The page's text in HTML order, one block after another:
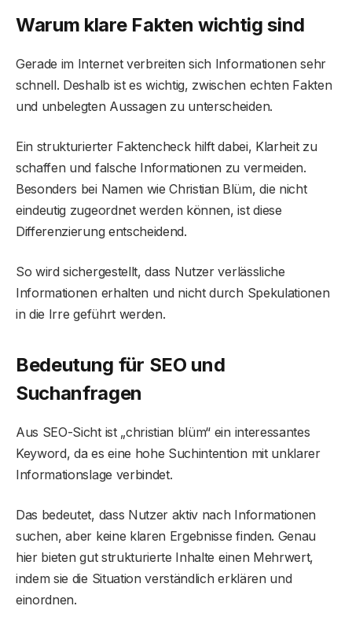
Warum klare Fakten wichtig sind
Gerade im Internet verbreiten sich Informationen sehr
schnell. Deshalb ist es wichtig, zwischen echten Fakten
und unbelegten Aussagen zu unterscheiden.
Ein strukturierter Faktencheck hilft dabei, Klarheit zu
schaffen und falsche Informationen zu vermeiden.
Besonders bei Namen wie Christian Blüm, die nicht
eindeutig zugeordnet werden können, ist diese
Differenzierung entscheidend.
So wird sichergestellt, dass Nutzer verlässliche
Informationen erhalten und nicht durch Spekulationen
in die Irre geführt werden.
Bedeutung für SEO und
Suchanfragen
Aus SEO-Sicht ist „christian blüm“ ein interessantes
Keyword, da es eine hohe Suchintention mit unklarer
Informationslage verbindet.
Das bedeutet, dass Nutzer aktiv nach Informationen
suchen, aber keine klaren Ergebnisse finden. Genau
hier bieten gut strukturierte Inhalte einen Mehrwert,
indem sie die Situation verständlich erklären und
einordnen.